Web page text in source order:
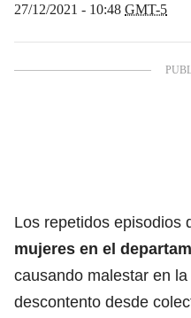
27/12/2021 - 10:48 GMT-5
Los repetidos episodios
mujeres en el
causando malestar en
descontento desde